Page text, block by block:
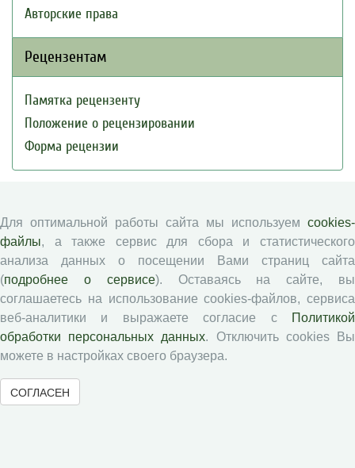
Авторские права
Рецензентам
Памятка рецензенту
Положение о рецензировании
Форма рецензии
Экономические и социальные перемены
Проблемы развития территории
Вопросы территориального развития
Социальное пространство
Юный экономист
АгроЗооТехника
Для оптимальной работы сайта мы используем cookies-
файлы, а также сервис для сбора и статистического
анализа данных о посещении Вами страниц сайта
(подробнее о сервисе). Оставаясь на сайте, вы
соглашаетесь на использование cookies-файлов, сервиса
веб-аналитики и выражаете согласие с
Политикой
обработки персональных данных. Отключить cookies Вы
можете в настройках своего браузера.
СОГЛАСЕН